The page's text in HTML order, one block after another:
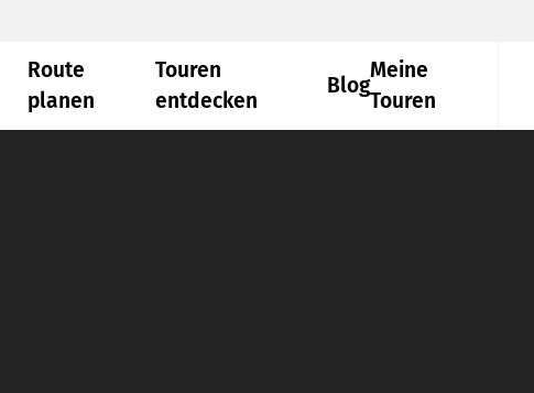
Route
planen
Touren
entdecken
Blog
Meine
Touren